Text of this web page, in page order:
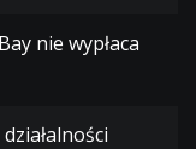
nie wypłaca